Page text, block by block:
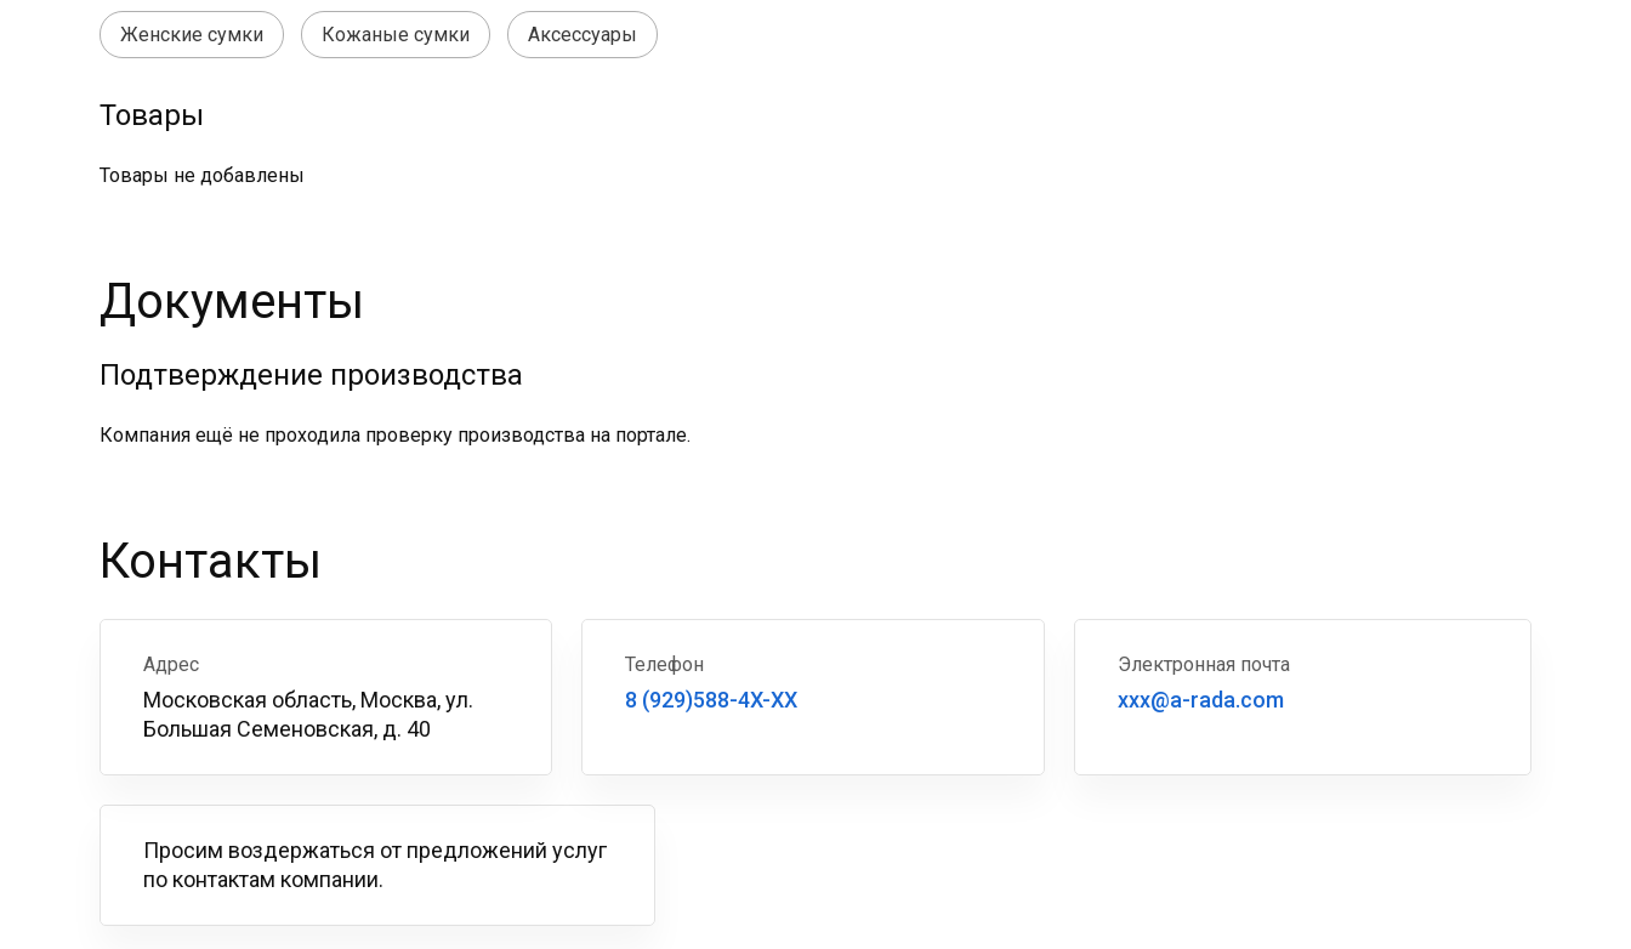
Женские сумки Кожаные сумки Аксессуары
Товары
Товары не добавлены
Документы
Подтверждение производства
Компания ещё не проходила проверку производства на портале.
Контакты
Адрес
Московская область, Москва, ул.
Большая Семеновская, д. 40
Телефон
8 (929)588-4X-XX
Электронная почта
xxx@a-rada.com
Просим воздержаться от предложений услуг
по контактам компании.